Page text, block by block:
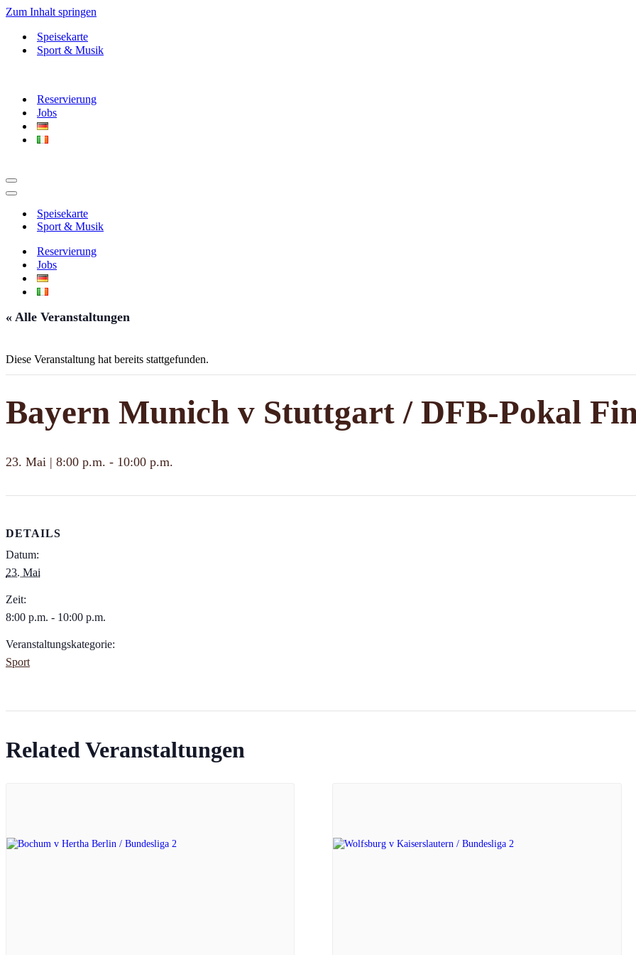
Zum Inhalt springen
Speisekarte
Sport & Musik
Reservierung
Jobs
Navigationsmenü
Navigationsmenü
Speisekarte
Sport & Musik
Reservierung
Jobs
« Alle Veranstaltungen
Diese Veranstaltung hat bereits stattgefunden.
Bayern Munich v Stuttgart / DFB-Pokal
23. Mai | 8:00 p.m. - 10:00 p.m.
DETAILS
Datum:
23. Mai
Zeit:
8:00 p.m. - 10:00 p.m.
Veranstaltungskategorie:
Sport
Related Veranstaltungen